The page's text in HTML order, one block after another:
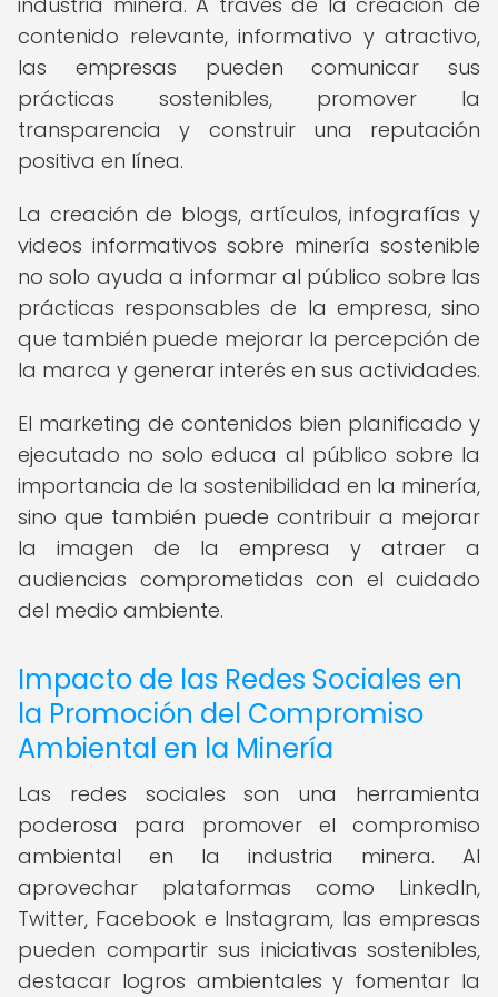
contenido relevante, informativo y atractivo,
las empresas pueden comunicar sus
prácticas sostenibles, promover la
transparencia y construir una reputación
positiva en línea.
La creación de blogs, artículos, infografías y
videos informativos sobre minería sostenible
no solo ayuda a informar al público sobre las
prácticas responsables de la empresa, sino
que también puede mejorar la percepción de
la marca y generar interés en sus actividades.
El marketing de contenidos bien planificado y
ejecutado no solo educa al público sobre la
importancia de la sostenibilidad en la minería,
sino que también puede contribuir a mejorar
la imagen de la empresa y atraer a
audiencias comprometidas con el cuidado
del medio ambiente.
Impacto de las Redes Sociales en
la Promoción del Compromiso
Ambiental en la Minería
Las redes sociales son una herramienta
poderosa para promover el compromiso
ambiental en la industria minera. Al
aprovechar plataformas como LinkedIn,
Twitter, Facebook e Instagram, las empresas
pueden compartir sus iniciativas sostenibles,
destacar logros ambientales y fomentar la